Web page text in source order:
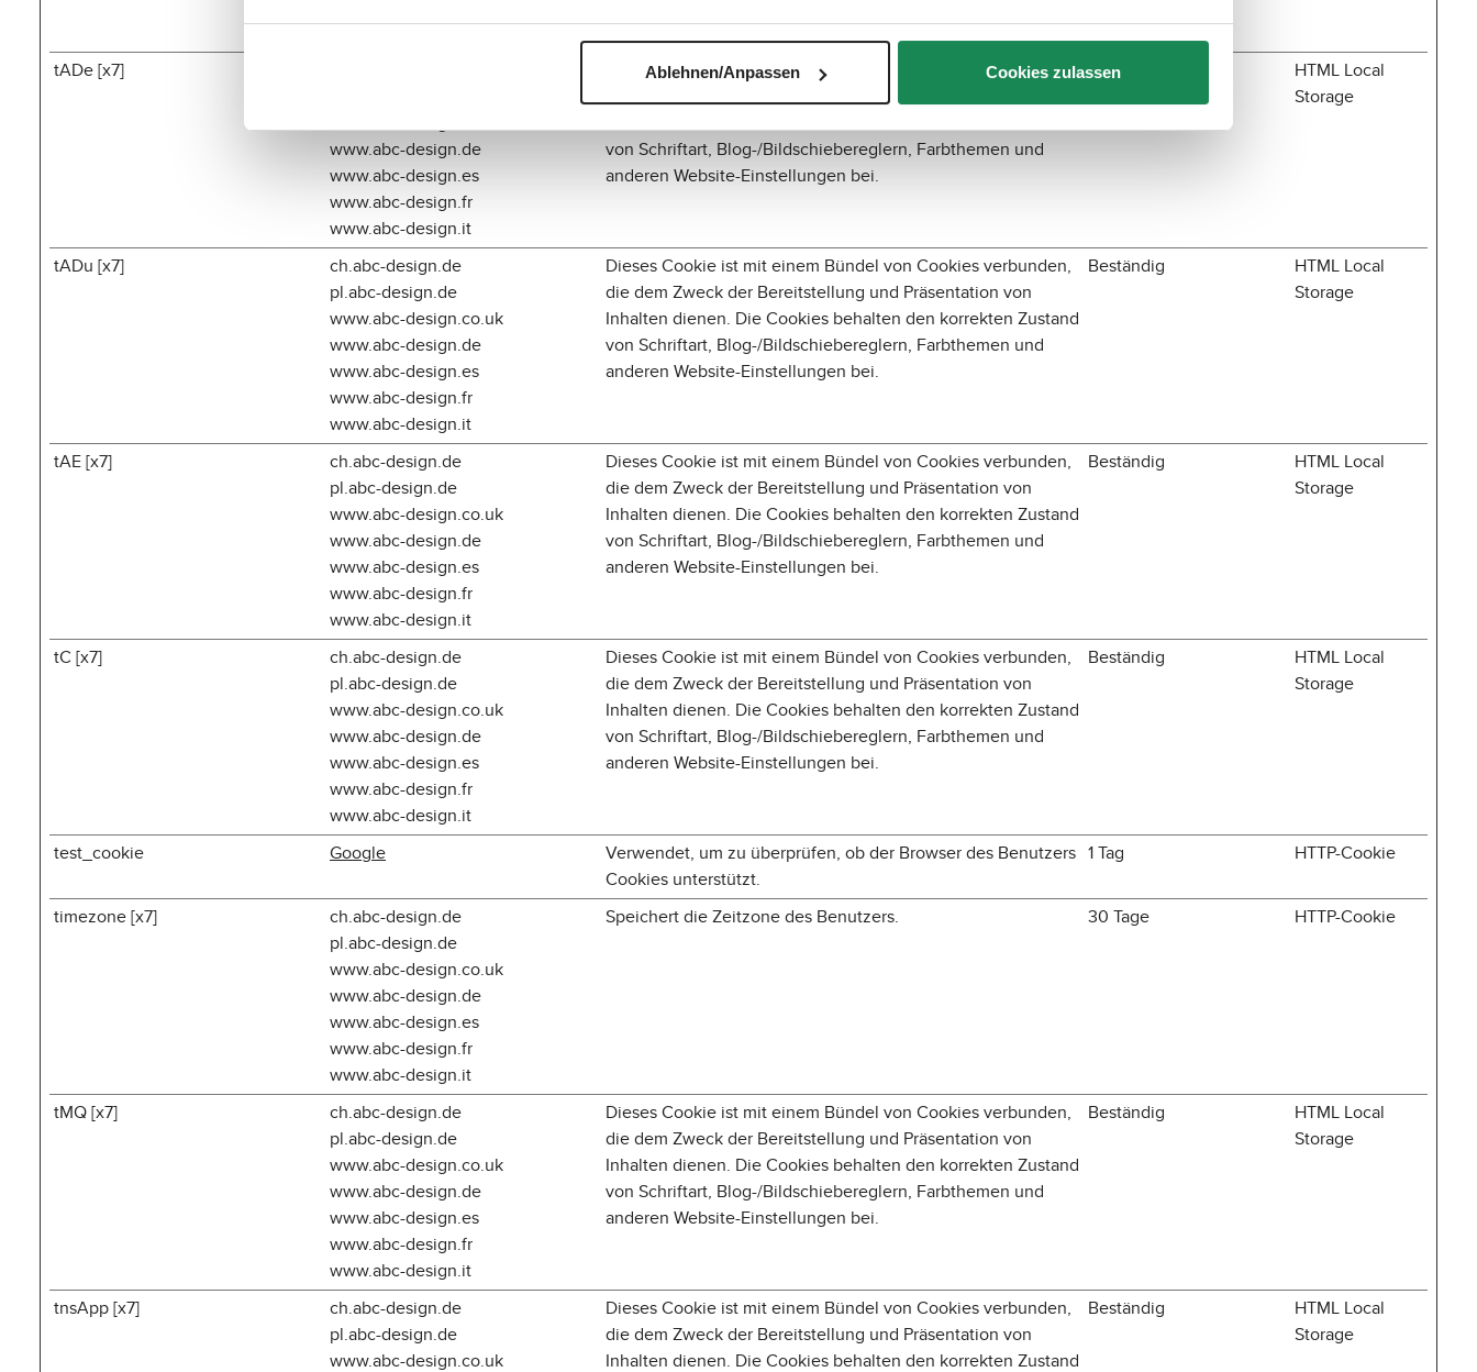
Ablehnen/Anpassen Cookies zulassen
www.abc-design.it
tADe [x7]
www.abc-design.de
www.abc-design.es
www.abc-design.fr
www.abc-design.it
Dieses Cookie ist mit einem Bündel von Cookies verbunden,
die dem Zweck der Bereitstellung und Präsentation von
von Schriftart, Blog-/Bildschiebereglern, Farbthemen und
anderen Website-Einstellungen bei.
Beständig
HTML Local
Storage
tADu [x7]
ch.abc-design.de
pl.abc-design.de
www.abc-design.co.uk
www.abc-design.de
www.abc-design.es
www.abc-design.fr
www.abc-design.it
Dieses Cookie ist mit einem Bündel von Cookies verbunden,
die dem Zweck der Bereitstellung und Präsentation von
Inhalten dienen. Die Cookies behalten den korrekten Zustand
von Schriftart, Blog-/Bildschiebereglern, Farbthemen und
anderen Website-Einstellungen bei.
Beständig
HTML Local
Storage
tAE [x7]
ch.abc-design.de
pl.abc-design.de
www.abc-design.co.uk
www.abc-design.de
www.abc-design.es
www.abc-design.fr
www.abc-design.it
Dieses Cookie ist mit einem Bündel von Cookies verbunden,
die dem Zweck der Bereitstellung und Präsentation von
Inhalten dienen. Die Cookies behalten den korrekten Zustand
von Schriftart, Blog-/Bildschiebereglern, Farbthemen und
anderen Website-Einstellungen bei.
Beständig
HTML Local
Storage
tC [x7]
ch.abc-design.de
pl.abc-design.de
www.abc-design.co.uk
www.abc-design.de
www.abc-design.es
www.abc-design.fr
www.abc-design.it
Dieses Cookie ist mit einem Bündel von Cookies verbunden,
die dem Zweck der Bereitstellung und Präsentation von
Inhalten dienen. Die Cookies behalten den korrekten Zustand
von Schriftart, Blog-/Bildschiebereglern, Farbthemen und
anderen Website-Einstellungen bei.
Beständig
HTML Local
Storage
test_cookie Google
Verwendet, um zu überprüfen, ob der Browser des Benutzers
Cookies unterstützt.
1 Tag HTTP-Cookie
timezone [x7]
ch.abc-design.de
pl.abc-design.de
www.abc-design.co.uk
www.abc-design.de
www.abc-design.es
www.abc-design.fr
www.abc-design.it
Speichert die Zeitzone des Benutzers. 30 Tage HTTP-Cookie
tMQ [x7]
ch.abc-design.de
pl.abc-design.de
www.abc-design.co.uk
www.abc-design.de
www.abc-design.es
www.abc-design.fr
www.abc-design.it
Dieses Cookie ist mit einem Bündel von Cookies verbunden,
die dem Zweck der Bereitstellung und Präsentation von
Inhalten dienen. Die Cookies behalten den korrekten Zustand
von Schriftart, Blog-/Bildschiebereglern, Farbthemen und
anderen Website-Einstellungen bei.
Beständig
HTML Local
Storage
tnsApp [x7]
ch.abc-design.de
pl.abc-design.de
www.abc-design.co.uk
Dieses Cookie ist mit einem Bündel von Cookies verbunden,
die dem Zweck der Bereitstellung und Präsentation von
Inhalten dienen. Die Cookies behalten den korrekten Zustand
Beständig
HTML Local
Storage